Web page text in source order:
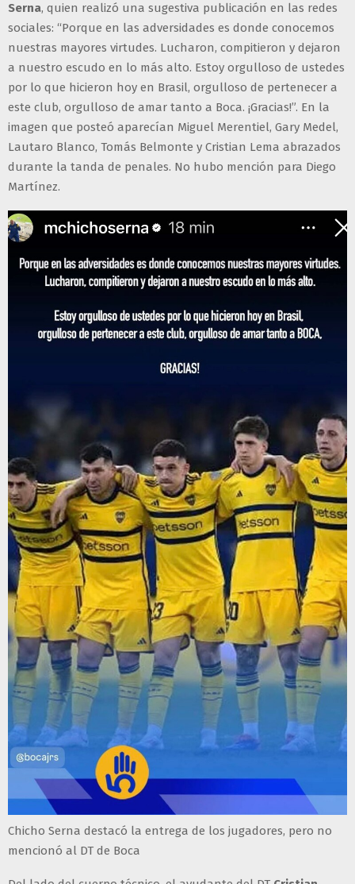
Serna, quien realizó una sugestiva publicación en las redes
sociales: “Porque en las adversidades es donde conocemos
nuestras mayores virtudes. Lucharon, compitieron y dejaron
a nuestro escudo en lo más alto. Estoy orgulloso de ustedes
por lo que hicieron hoy en Brasil, orgulloso de pertenecer a
este club, orgulloso de amar tanto a Boca. ¡Gracias!”. En la
imagen que posteó aparecían Miguel Merentiel, Gary Medel,
Lautaro Blanco, Tomás Belmonte y Cristian Lema abrazados
durante la tanda de penales. No hubo mención para Diego
Martínez.
Chicho Serna destacó la entrega de los jugadores, pero no
mencionó al DT de Boca